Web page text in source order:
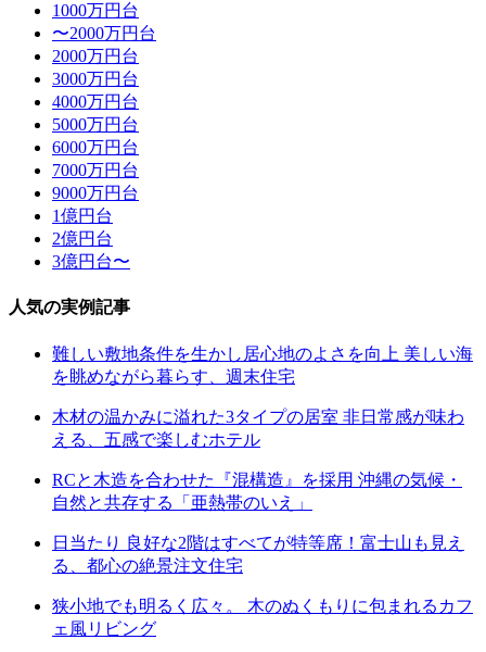
1000万円台
〜2000万円台
2000万円台
3000万円台
4000万円台
5000万円台
6000万円台
7000万円台
9000万円台
1億円台
2億円台
3億円台〜
人気の実例記事
難しい敷地条件を生かし居心地のよさを向上 美しい海
を眺めながら暮らす、週末住宅
木材の温かみに溢れた3タイプの居室 非日常感が味わ
える、五感で楽しむホテル
RCと木造を合わせた『混構造』を採用 沖縄の気候・
自然と共存する「亜熱帯のいえ」
日当たり 良好な2階はすべてが特等席！富士山も見え
る、都心の絶景注文住宅
狭小地でも明るく広々。 木のぬくもりに包まれるカフ
ェ風リビング